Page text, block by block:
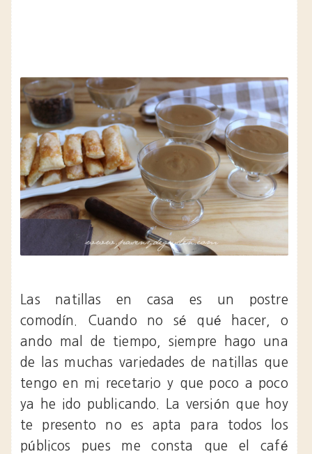
Las natillas en casa es un postre
comodín. Cuando no sé qué hacer, o
ando mal de tiempo, siempre hago una
de las muchas variedades de natillas que
tengo en mi recetario y que poco a poco
ya he ido publicando. La versión que hoy
te presento no es apta para todos los
públicos pues me consta que el café